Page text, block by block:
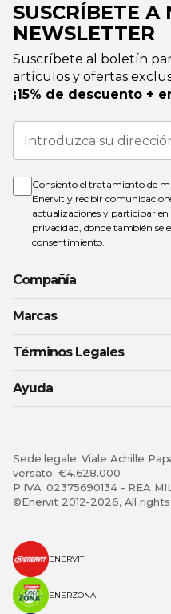
SUSCRÍBETE A
NEWSLETTER
Suscríbete al boletín
artículos y ofertas
¡15% de descuento +
Inscríbase
nuestro
de
noticias:
Consiento el tratamiento de
Enervit y recibir
actualizaciones y participar en
privacidad, donde también se
consentimiento.
Compañía
Marcas
Términos Legales
Ayuda
Sede legale: Viale Achille
versato: €4.628.000
P.IVA: 02375690134 - REA
©Enervit 2012-2026, All
ENERVIT
ENERZONA